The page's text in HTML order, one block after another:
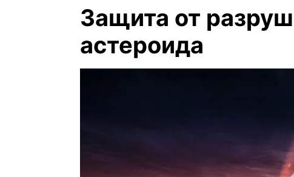
Защита от
астероида